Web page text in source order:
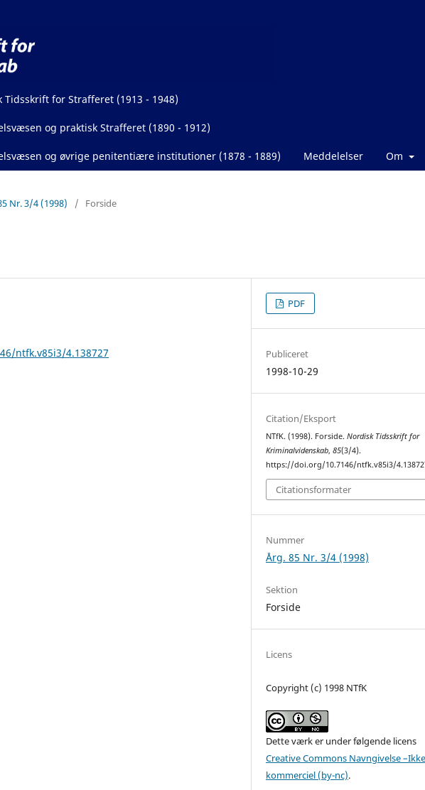
Tidsskrift for Strafferet (1913 - 1948)
og praktisk Strafferet (1890 - 1912)
og øvrige penitentiære institutioner (1878 - 1889) Meddelelser Om
Nr. 3/4 (1998) / Forside
ntfk.v85i3/4.138727
PDF
Publiceret
1998-10-29
Citation/Eksport
NTfK. (1998). Forside.Nordisk Tidsskrift for
Kriminalvidenskab,85(3/4).
https://doi.org/10.7146/ntfk.v85i3/
Citationsformater
Nummer
Årg. 85 Nr. 3/4 (1998)
Sektion
Forside
Licens
Copyright (c) 1998 NTfK
Dette værk er under følgende licens
Creative Commons Navngivelse
kommerciel (by-nc).